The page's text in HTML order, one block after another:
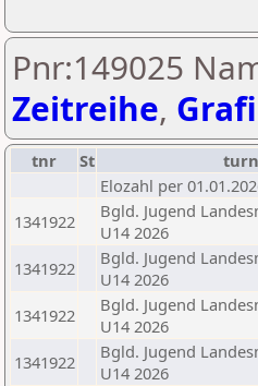
Pnr:149025
Zeitreihe,
tnr St
Elozahl per
1341922
Bgld. Jugend
U14 2026
1341922
Bgld. Jugend
U14 2026
1341922
Bgld. Jugend
U14 2026
1341922
Bgld. Jugend
U14 2026